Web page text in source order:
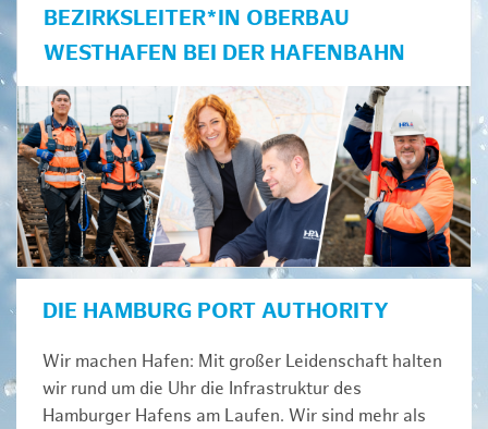
BEZIRKSLEITER*IN OBERBAU
WESTHAFEN BEI DER HAFENBAHN
DIE HAMBURG PORT AUTHORITY
Wir machen Hafen: Mit großer Leidenschaft halten
wir rund um die Uhr die Infrastruktur des
Hamburger Hafens am Laufen. Wir sind mehr als